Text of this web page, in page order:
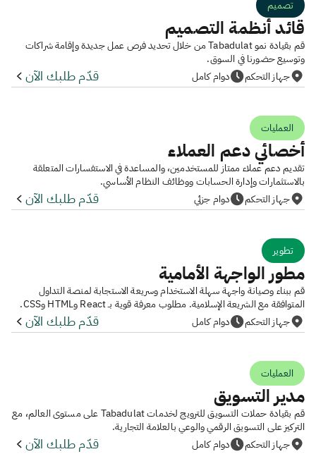
تصميم
قائد أنظمة التصميم
قم بقيادة نمو Tabadulat من خلال تحديد فرص عمل جديدة وإقامة شراكات
وتوسيع حضورنا في السوق.
جهاز التحكم
دوام كامل قدّم طلبك الآن
العمليات
أخصائي دعم العملاء
تقديم دعم عملاء ممتاز للمستخدمين، والمساعدة في الاستفسارات المتعلقة
بالاستثمارات وإدارة الحسابات ووظائف النظام الأساسي.
جهاز التحكم
دوام جزئي قدّم طلبك الآن
تطوير
مطور الواجهة الأمامية
قم ببناء وصيانة واجهة سهلة الاستخدام وسريعة الاستجابة لمنصة التداول
المتوافقة مع الشريعة الإسلامية. مطلوب معرفة قوية بـ React وHTML وCSS.
جهاز التحكم
دوام كامل قدّم طلبك الآن
العمليات
مدير التسويق
قم بقيادة حملات التسويق للترويج لخدمات Tabadulat على مستوى العالم، مع
التركيز على التسويق الرقمي والوعي بالعلامة التجارية.
جهاز التحكم
دوام كامل قدّم طلبك الآن